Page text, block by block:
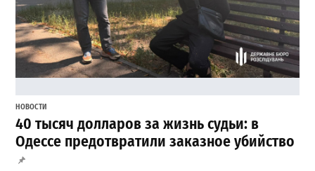
НОВОСТИ
40 тысяч долларов за жизнь судьи: в
Одессе предотвратили заказное убийство